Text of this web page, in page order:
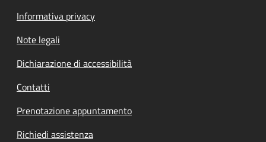
Informativa privacy
Note legali
Dichiarazione di accessibilità
Contatti
Prenotazione appuntamento
Richiedi assistenza